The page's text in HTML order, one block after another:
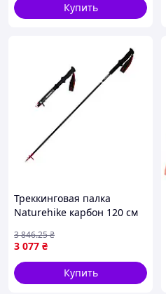
Купить
Треккинговая палка
Naturehike карбон 120 см
3 077 ₴
3 846.25₴
Купить